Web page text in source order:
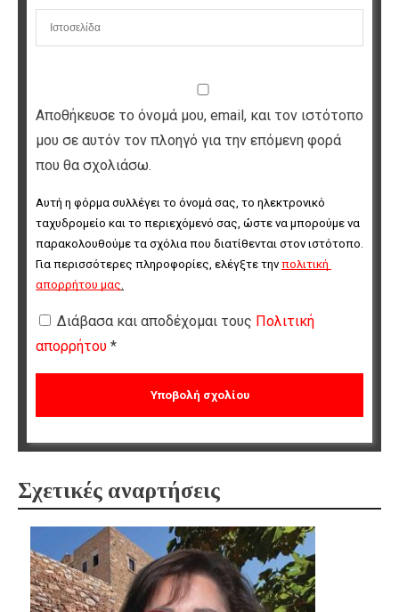
Αποθήκευσε το όνομά μου, email, και τον ιστότοπο
μου σε αυτόν τον πλοηγό για την επόμενη φορά
που θα σχολιάσω.
Αυτή η φόρμα συλλέγει το όνομά σας, το ηλεκτρονικό
ταχυδρομείο και το περιεχόμενό σας, ώστε να μπορούμε να
παρακολουθούμε τα σχόλια που διατίθενται στον ιστότοπο.
Για περισσότερες πληροφορίες, ελέγξτε την πολιτική
απορρήτου μας.
Διάβασα και αποδέχομαι τους Πολιτική
απορρήτου *
Σχετικές αναρτήσεις